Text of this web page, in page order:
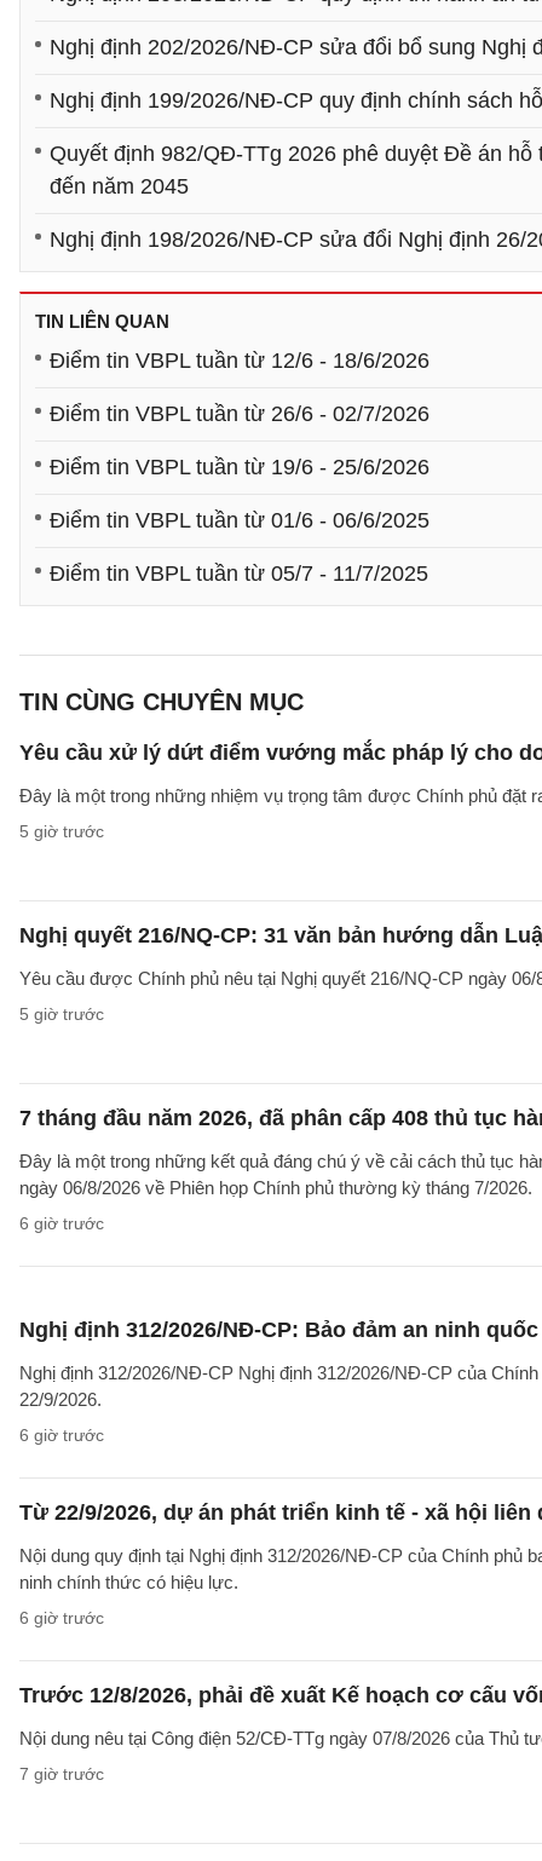
Nghị định 202/2026/NĐ-CP sửa đổi bổ sung
Nghị định 199/2026/NĐ-CP quy định chính sách
Quyết định 982/QĐ-TTg 2026 phê duyệt Đề án
đến năm 2045
Nghị định 198/2026/NĐ-CP sửa đổi Nghị định 26/
TIN LIÊN QUAN
Điểm tin VBPL tuần từ 12/6 - 18/6/2026
Điểm tin VBPL tuần từ 26/6 - 02/7/2026
Điểm tin VBPL tuần từ 19/6 - 25/6/2026
Điểm tin VBPL tuần từ 01/6 - 06/6/2025
Điểm tin VBPL tuần từ 05/7 - 11/7/2025
TIN CÙNG CHUYÊN MỤC
Yêu cầu xử lý dứt điểm vướng mắc pháp lý cho
Đây là một trong những nhiệm vụ trọng tâm được Chính phủ đặt
5 giờ trước
Nghị quyết 216/NQ-CP: 31 văn bản hướng dẫn
Yêu cầu được Chính phủ nêu tại Nghị quyết 216/NQ-CP ngày
5 giờ trước
7 tháng đầu năm 2026, đã phân cấp 408 thủ tục
Đây là một trong những kết quả đáng chú ý về cải cách thủ tục
ngày 06/8/2026 về Phiên họp Chính phủ thường kỳ tháng 7/2026.
6 giờ trước
Nghị định 312/2026/NĐ-CP: Bảo đảm an ninh
Nghị định 312/2026/NĐ-CP Nghị định 312/2026/NĐ-CP của
22/9/2026.
6 giờ trước
Từ 22/9/2026, dự án phát triển kinh tế - xã hội
Nội dung quy định tại Nghị định 312/2026/NĐ-CP của Chính phủ
ninh chính thức có hiệu lực.
6 giờ trước
Trước 12/8/2026, phải đề xuất Kế hoạch cơ cấu
Nội dung nêu tại Công điện 52/CĐ-TTg ngày 07/8/2026 của Thủ
7 giờ trước